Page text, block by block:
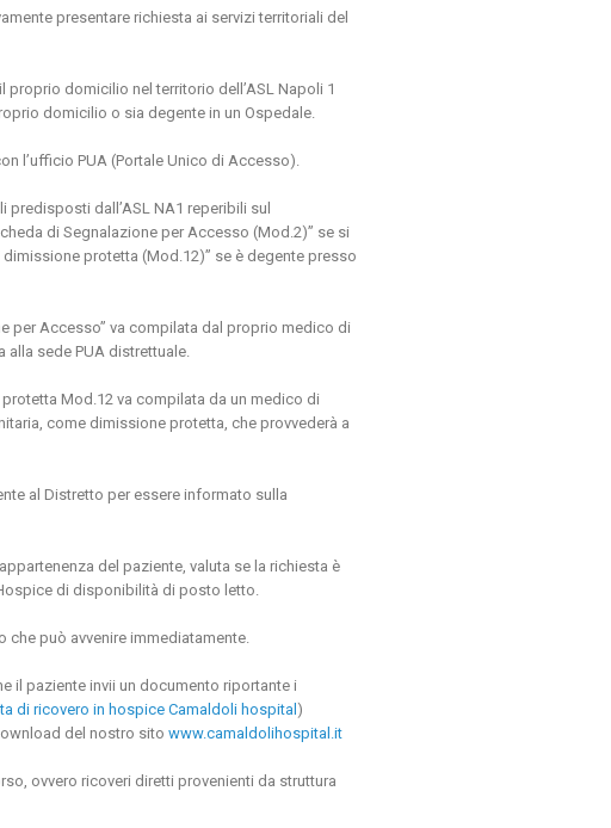
presentare richiesta ai servizi territoriali del
domicilio nel territorio dell’ASL Napoli 1
domicilio o sia degente in un Ospedale.
l’ufficio PUA (Portale Unico di Accesso).
dall’ASL NA1 reperibili sul
di Segnalazione per Accesso (Mod.2)” se si
protetta (Mod.12)” se è degente presso
per Accesso” va compilata dal proprio medico di
sede PUA distrettuale.
Mod.12 va compilata da un medico di
come dimissione protetta, che provvederà a
al Distretto per essere informato sulla
del paziente, valuta se la richiesta è
di disponibilità di posto letto.
può avvenire immediatamente.
il paziente invii un documento riportante i
di ricovero in hospice Camaldoli hospital)
del nostro sitowww.camaldolihospital.it
ovvero ricoveri diretti provenienti da struttura